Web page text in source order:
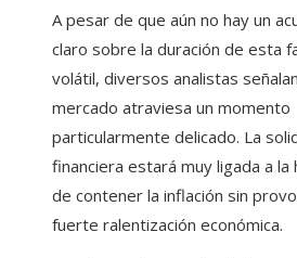
A pesar de que aún no hay un
claro sobre la duración de esta
volátil, diversos analistas
mercado atraviesa un momento
particularmente delicado. La
financiera estará muy ligada a la
de contener la inflación sin
fuerte ralentización económica.